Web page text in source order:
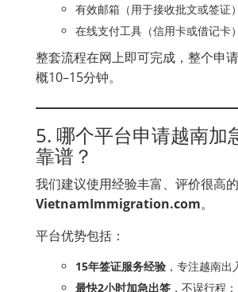
有效邮箱（用于接收批文或签证
在线支付工具（信用卡或借记卡）
整套流程在网上即可完成，整个申
概10–15分钟。
5. 哪个平台申请越南加
靠谱？
我们建议使用经验丰富、评价很
VietnamImmigration.com。
平台优势包括：
15年签证服务经验 ，专注越南出
最快2小时加急出签 ，不误行程；